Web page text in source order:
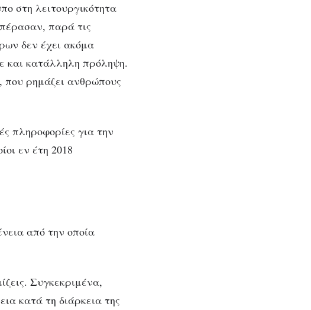
στη λειτουργικότητα
παρά τις
δεν έχει ακόμα
και κατάλληλη πρόληψη.
που ρημάζει ανθρώπους
πληροφορίες για την
εν έτη 2018
από την οποία
Συγκεκριμένα,
κατά τη διάρκεια της